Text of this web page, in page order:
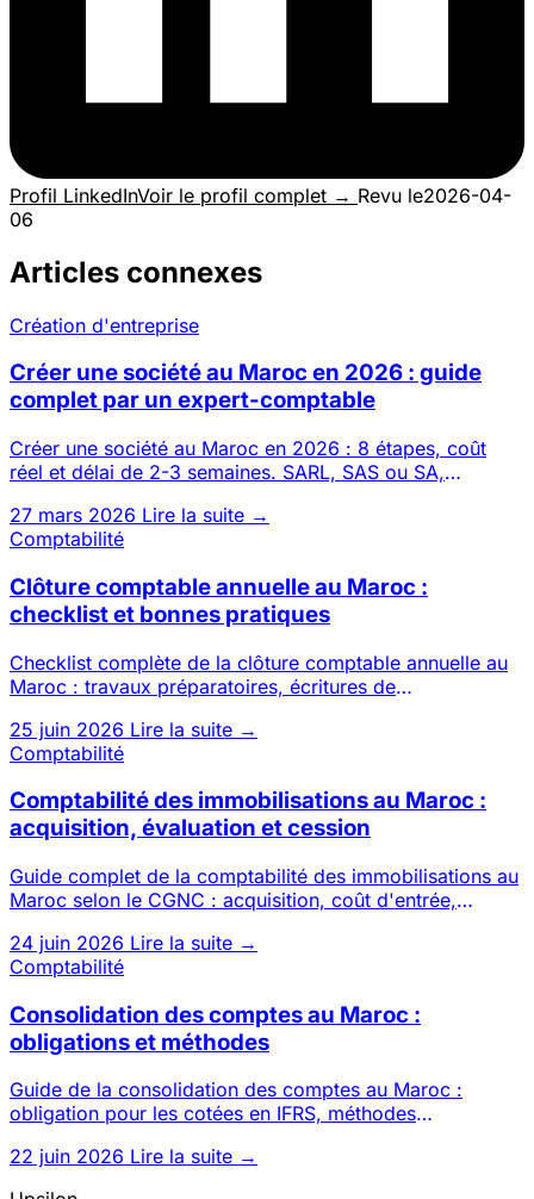
Profil LinkedInVoir le profil complet → Revu le2026-04-
06
Articles connexes
Création d'entreprise
Créer une société au Maroc en 2026 : guide
complet par un expert-comptable
Créer une société au Maroc en 2026 : 8 étapes, coût
réel et délai de 2-3 semaines. SARL, SAS ou SA,
27 mars 2026 Lire la suite →
Comptabilité
Clôture comptable annuelle au Maroc :
checklist et bonnes pratiques
Checklist complète de la clôture comptable annuelle au
Maroc : travaux préparatoires, écritures de
25 juin 2026 Lire la suite →
Comptabilité
Comptabilité des immobilisations au Maroc :
acquisition, évaluation et cession
Guide complet de la comptabilité des immobilisations au
Maroc selon le CGNC : acquisition, coût d'entrée,
24 juin 2026 Lire la suite →
Comptabilité
Consolidation des comptes au Maroc :
obligations et méthodes
Guide de la consolidation des comptes au Maroc :
obligation pour les cotées en IFRS, méthodes
22 juin 2026 Lire la suite →